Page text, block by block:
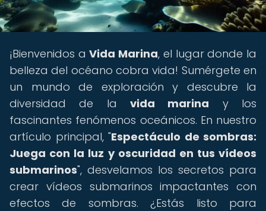
¡Bienvenidos aVida Marina, el lugar donde la
belleza del océano cobra vida! Sumérgete en
un mundo de exploración y descubre la
diversidad de la vida marina y los
fascinantes fenómenos oceánicos. En nuestro
artículo principal, "Espectáculo de sombras:
Juega con la luz y oscuridad en tus vídeos
submarinos", desvelamos los secretos para
crear vídeos submarinos impactantes con
efectos de sombras. ¿Estás listo para